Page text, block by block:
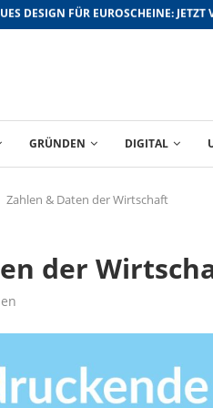
VERHANDELN: TIPPS FÜR
GRÜNDEN DIGITAL
Zahlen & Daten der Wirtschaft
der